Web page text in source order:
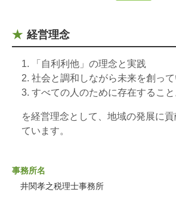
経営理念
「自利利他」の理念と実践
社会と調和しながら未来を創って
すべての人のために存在すること
を経営理念として、地域の発展に貢
ています。
事務所名
井関孝之税理士事務所